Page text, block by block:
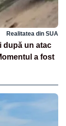
Realitatea din SUA
după un atac
a fost